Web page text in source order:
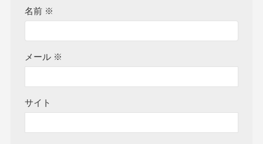
名前 ※
メール ※
サイト